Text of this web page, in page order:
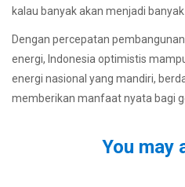
kalau banyak akan menjadi banyak
Dengan percepatan
energi, Indonesia optimistis
energi nasional yang mandiri,
memberikan manfaat nyata bagi
You may